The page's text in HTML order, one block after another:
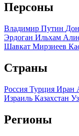
Персоны
Владимир Путин
Эрдоган Ильхам
Шавкат Мирзиеев
Страны
Россия Турция Иран
Израиль Казахстан
Регионы